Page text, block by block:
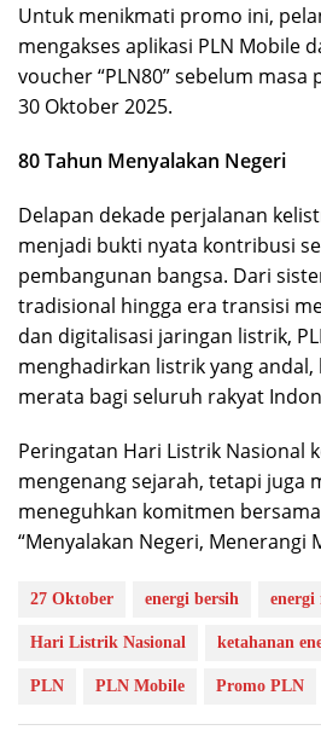
Untuk menikmati promo ini,
mengakses aplikasi PLN Mobile
voucher “PLN80” sebelum
30 Oktober 2025.
80 Tahun Menyalakan Negeri
Delapan dekade perjalanan
menjadi bukti nyata kontribusi
pembangunan bangsa. Dari
tradisional hingga era transisi
dan digitalisasi jaringan listrik,
menghadirkan listrik yang
merata bagi seluruh rakyat
Peringatan Hari Listrik Nasional
mengenang sejarah, tetapi juga
meneguhkan komitmen
“Menyalakan Negeri, Menerangi
27 Oktober energi bersih energi
Hari Listrik Nasional ketahanan
PLN PLN Mobile Promo PLN